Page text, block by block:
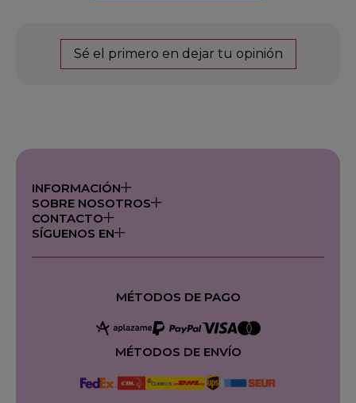
Sé el primero en dejar tu opinión
INFORMACIÓN
SOBRE NOSOTROS
CONTACTO
SÍGUENOS EN
MÉTODOS DE PAGO
MÉTODOS DE ENVÍO